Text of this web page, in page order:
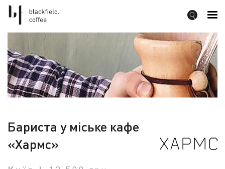
Бариста у міське кафе
«Хармс»